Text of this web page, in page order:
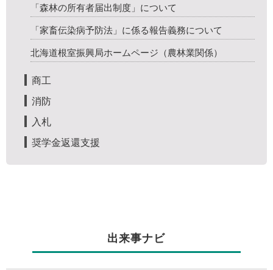
「森林の所有者届出制度」について
「家畜伝染病予防法」に係る報告義務について
北海道根室振興局ホームページ（農林業関係）
商工
消防
入札
奨学金返還支援
出来事ナビ